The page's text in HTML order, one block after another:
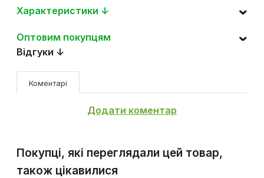
Характеристики ↓
Оптовим покупцям
Відгуки ↓
Коментарі
Додати коментар
Покупці, які переглядали цей товар,
також цікавилися